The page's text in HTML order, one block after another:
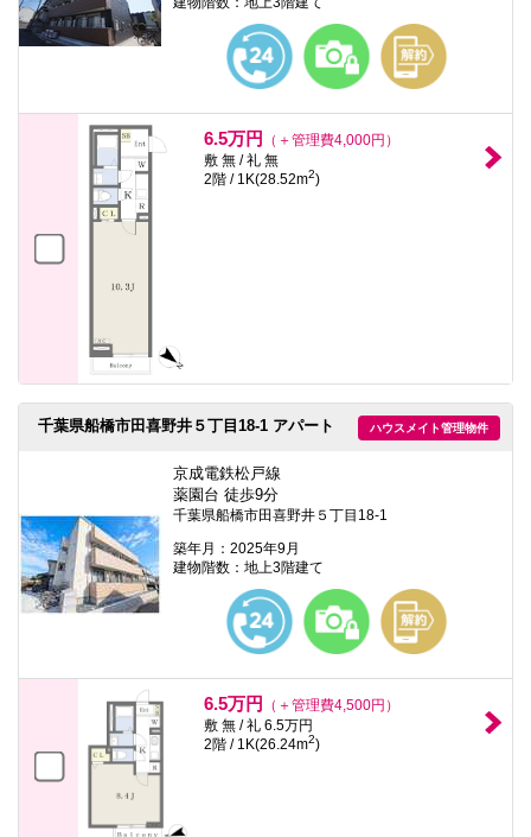
6.5万円
（＋管理費4,000円）
敷 無 / 礼 無
2階 / 1K(28.52m2)
ハウスメイト管理物件
千葉県船橋市田喜野井５丁目18-1 アパート
京成電鉄松戸線
薬園台 徒歩9分
千葉県船橋市田喜野井５丁目18-1
築年月：2025年9月
建物階数：地上3階建て
6.5万円
（＋管理費4,500円）
敷 無 / 礼 6.5万円
2階 / 1K(26.24m2)